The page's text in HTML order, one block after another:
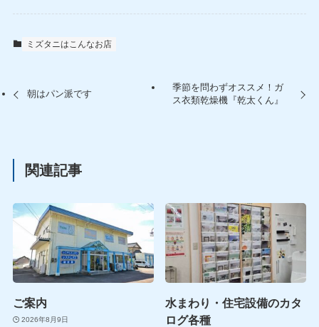
ミズタニはこんなお店
朝はパン派です
季節を問わずオススメ！ガ
ス衣類乾燥機『乾太くん』
関連記事
ご案内
2026年8月9日
水まわり・住宅設備のカタ
ログ各種